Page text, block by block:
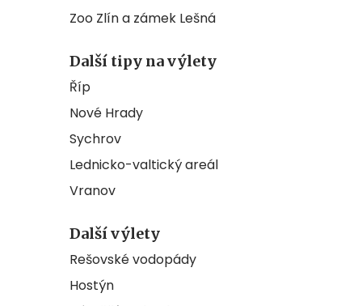
Zoo Zlín a zámek Lešná
Další tipy na výlety
Říp
Nové Hrady
Sychrov
Lednicko-valtický areál
Vranov
Další výlety
Rešovské vodopády
Hostýn